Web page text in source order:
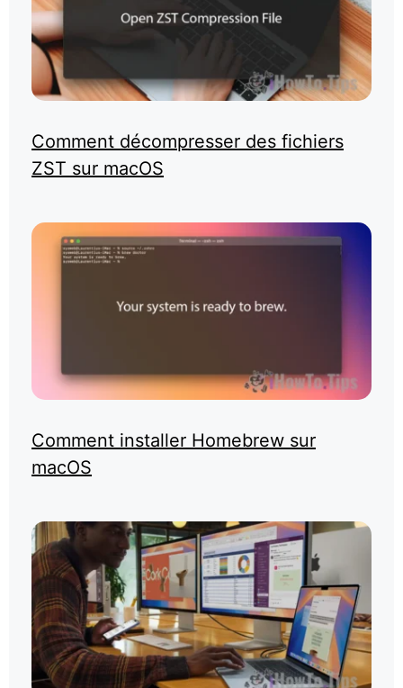
Comment décompresser des fichiers
ZST sur macOS
Comment installer Homebrew sur
macOS